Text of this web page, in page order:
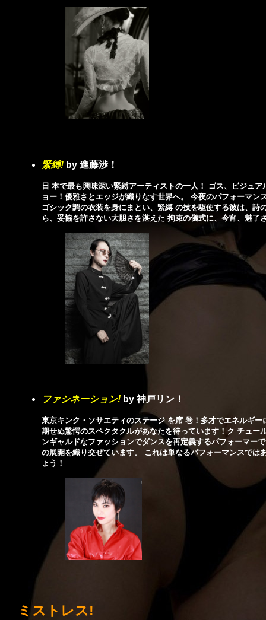
緊縛! by 進藤渉！
日 本で最も興味深い緊縛アーティストの一人！ ゴス、ビジュ
ョー！優雅さとエッジが織りなす世界へ。 今夜のパフォーマ
ゴシック調の衣装を身にまとい、緊縛 の技を駆使する彼は、
ら、妥協を許さない大胆さを湛えた 拘束の儀式に、今宵、魅了
ファシネーション! by 神戸リン！
東京キンク・ソサエティのステージ を席 巻！多才でエネルギ
期せぬ驚愕のスペクタクルがあなたを待っています！ク チュ
ンギャルドなファッションでダンスを再定義するパフォーマー
の展開を織り交ぜています。 これは単なるパフォーマンスで
ょう！
ミストレス!